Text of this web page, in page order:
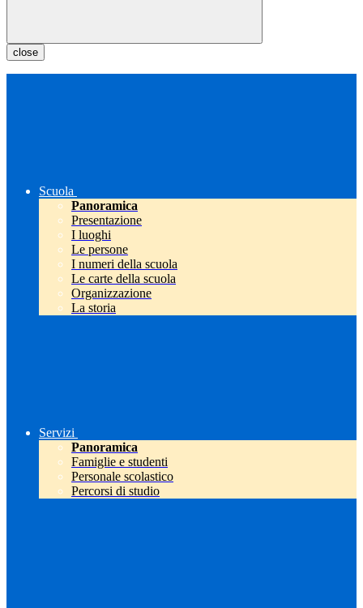
close
Scuola
Panoramica
Presentazione
I luoghi
Le persone
I numeri della scuola
Le carte della scuola
Organizzazione
La storia
Servizi
Panoramica
Famiglie e studenti
Personale scolastico
Percorsi di studio